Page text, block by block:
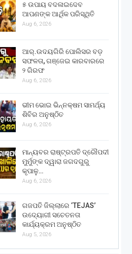
୫ ଉପାୟ ବଦଳାଇଦେବ
ଆପଣଙ୍କ ଆର୍ଥିକ ପରିସ୍ଥିତି
Aug 6, 2026
ଆର୍.ଉଦୟଗିରି ପୋଲିସର ବଡ଼
ସଫଳତା, ଗଞ୍ଜେଇ କାରବାରରେ
୨ ଗିରଫ
Aug 6, 2026
ଭୀମ ଭୋଇ ଭିନ୍ନକ୍ଷମ ସାମର୍ଥ୍ୟ
ଶିବିର ଅନୁଷ୍ଠିତ
Aug 6, 2026
ମାନ୍ୟବର ରାଷ୍ଟ୍ରପତି ଦ୍ରୌପଦୀ
ମୁର୍ମୁଙ୍କ ଦ୍ୱାରା ଜଗଦଗୁରୁ
କୃପାଳୁ…
Aug 6, 2026
ଗଜପତି ଜିଲ୍ଲାରେ ‘TEJAS’
ଉଦ୍ୟୋଗୀ ସଚେତନତା
କାର୍ଯ୍ୟକ୍ରମ ଅନୁଷ୍ଠିତ
Aug 5, 2026